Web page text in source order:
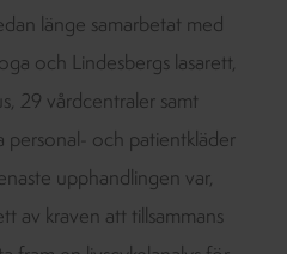
länge samarbetat med
och Lindesbergs lasarett,
29 vårdcentraler samt
personal- och patientkläder
upphandlingen var,
av kraven att tillsammans